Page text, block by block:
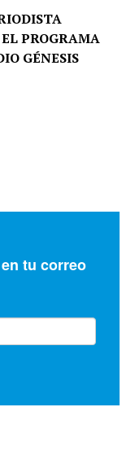
PROGRAMA
GÉNESIS